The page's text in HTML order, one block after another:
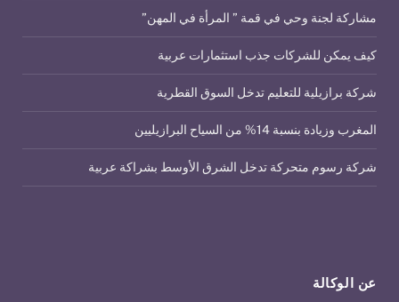
عن الوكالة
مشاركة لجنة وحي في قمة ” المرأة في المهن”
كيف يمكن للشركات جذب استثمارات عربية
شركة برازيلية للتعليم تدخل السوق القطرية
المغرب وزيادة بنسبة 14% من السياح البرازيليين
شركة رسوم متحركة تدخل الشرق الأوسط بشراكة عربية